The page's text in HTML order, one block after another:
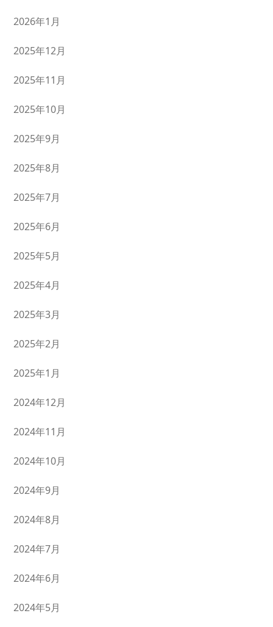
2026年1月
2025年12月
2025年11月
2025年10月
2025年9月
2025年8月
2025年7月
2025年6月
2025年5月
2025年4月
2025年3月
2025年2月
2025年1月
2024年12月
2024年11月
2024年10月
2024年9月
2024年8月
2024年7月
2024年6月
2024年5月